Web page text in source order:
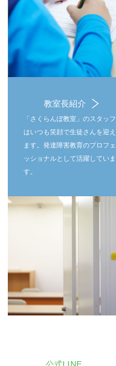
教室長紹介
「さくらんぼ教室」のスタッフ
はいつも笑顔で生徒さんを迎え
ます。発達障害教育のプロフェ
ッショナルとして活躍していま
す。